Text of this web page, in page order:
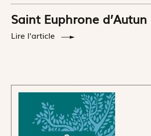
Saint Euphrone d’Autun
Lire l'article